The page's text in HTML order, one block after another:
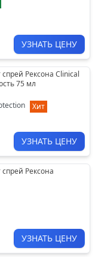
УЗНАТЬ ЦЕНУ
Рексона Clinical
75 мл
Хит
УЗНАТЬ ЦЕНУ
Рексона
УЗНАТЬ ЦЕНУ